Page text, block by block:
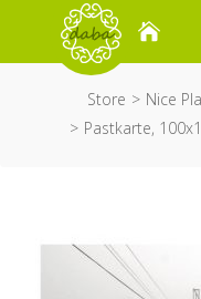
Store Nice
Pastkarte,